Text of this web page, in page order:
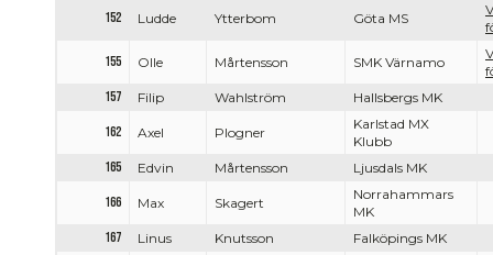
152 Ludde Ytterbom Göta MS
155 Olle Mårtensson SMK Värnamo
157
Filip Wahlström Hallsbergs MK
162 Axel Plogner
Karlstad MX
Klubb
165
Edvin Mårtensson Ljusdals MK
166 Max Skagert
Norrahammars
MK
167
Linus Knutsson Falköpings MK